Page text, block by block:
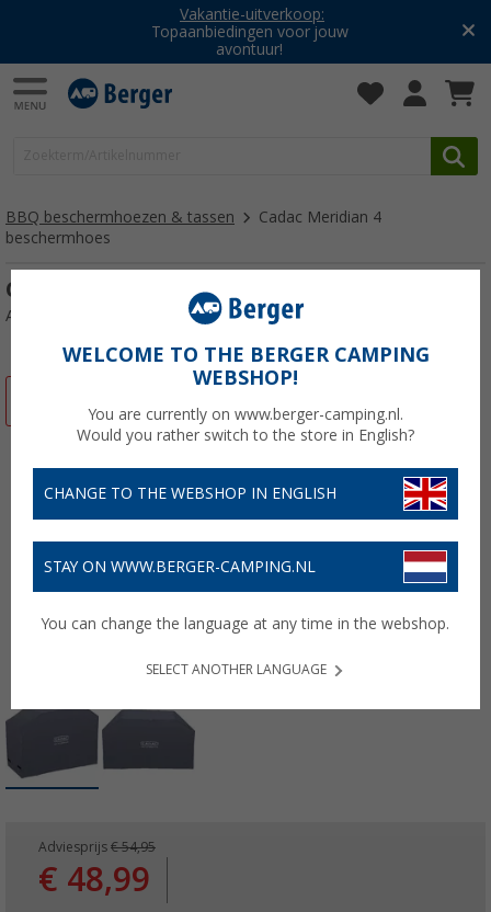
Vakantie-uitverkoop:
Topaanbiedingen voor jouw
avontuur!
BBQ beschermhoezen & tassen
Cadac Meridian 4
beschermhoes
Cadac Meridian 4 beschermhoes
Artikelnr: 521960
Adviesprijs € 54,95
€ 48,99
WELCOME TO THE BERGER CAMPING
WEBSHOP!
You are currently on www.berger-camping.nl.
Would you rather switch to the store in English?
CHANGE TO THE WEBSHOP IN ENGLISH
STAY ON WWW.BERGER-CAMPING.NL
You can change the language at any time in the webshop.
SELECT ANOTHER LANGUAGE